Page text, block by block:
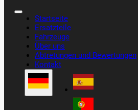
Startseite
Ersatzteile
Fahrzeuge
Über uns
Abtretungen und Bewertungen
Kontakt